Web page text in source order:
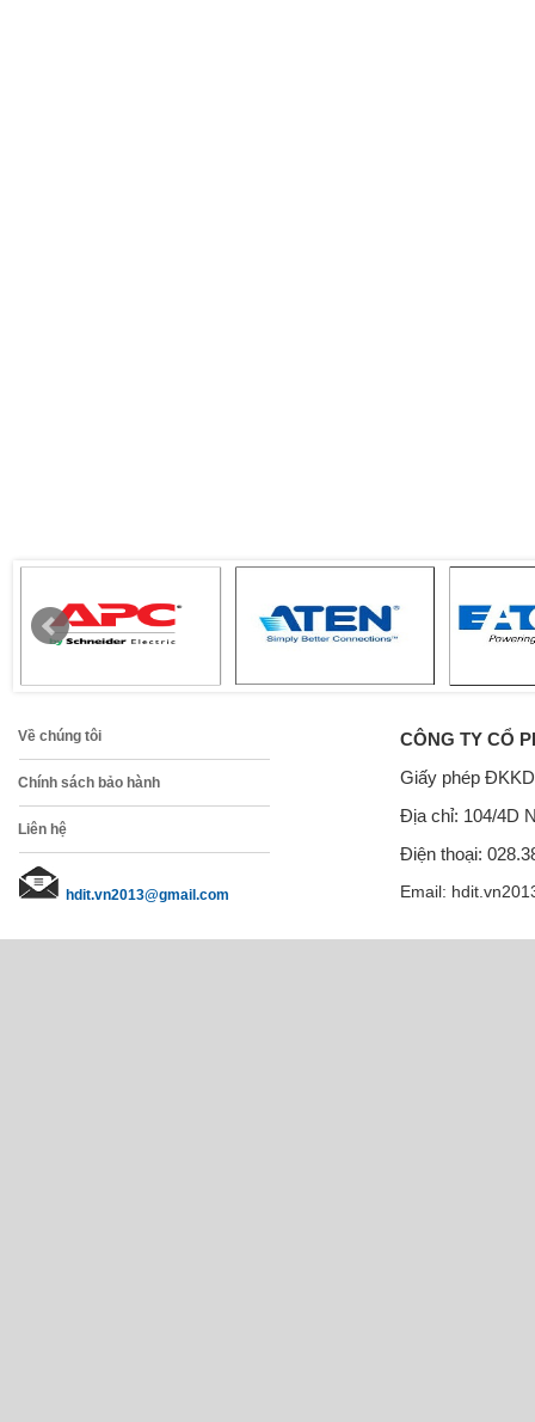
Về chúng tôi
Chính sách bảo hành
Liên hệ
hdit.vn2013@gmail.com
CÔNG TY CỔ
Giấy phép
Địa chỉ: 104/4D
Điện thoại:
Email: